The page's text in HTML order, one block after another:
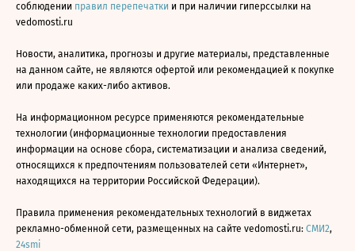
соблюдении правил перепечатки и при наличии гиперссылки на
vedomosti.ru
Новости, аналитика, прогнозы и другие материалы, представленные
на данном сайте, не являются офертой или рекомендацией к покупке
или продаже каких-либо активов.
На информационном ресурсе применяются рекомендательные
технологии (информационные технологии предоставления
информации на основе сбора, систематизации и анализа сведений,
относящихся к предпочтениям пользователей сети «Интернет»,
находящихся на территории Российской Федерации).
Правила применения рекомендательных технологий в виджетах
рекламно-обменной сети, размещенных на сайте vedomosti.ru: СМИ2,
24smi